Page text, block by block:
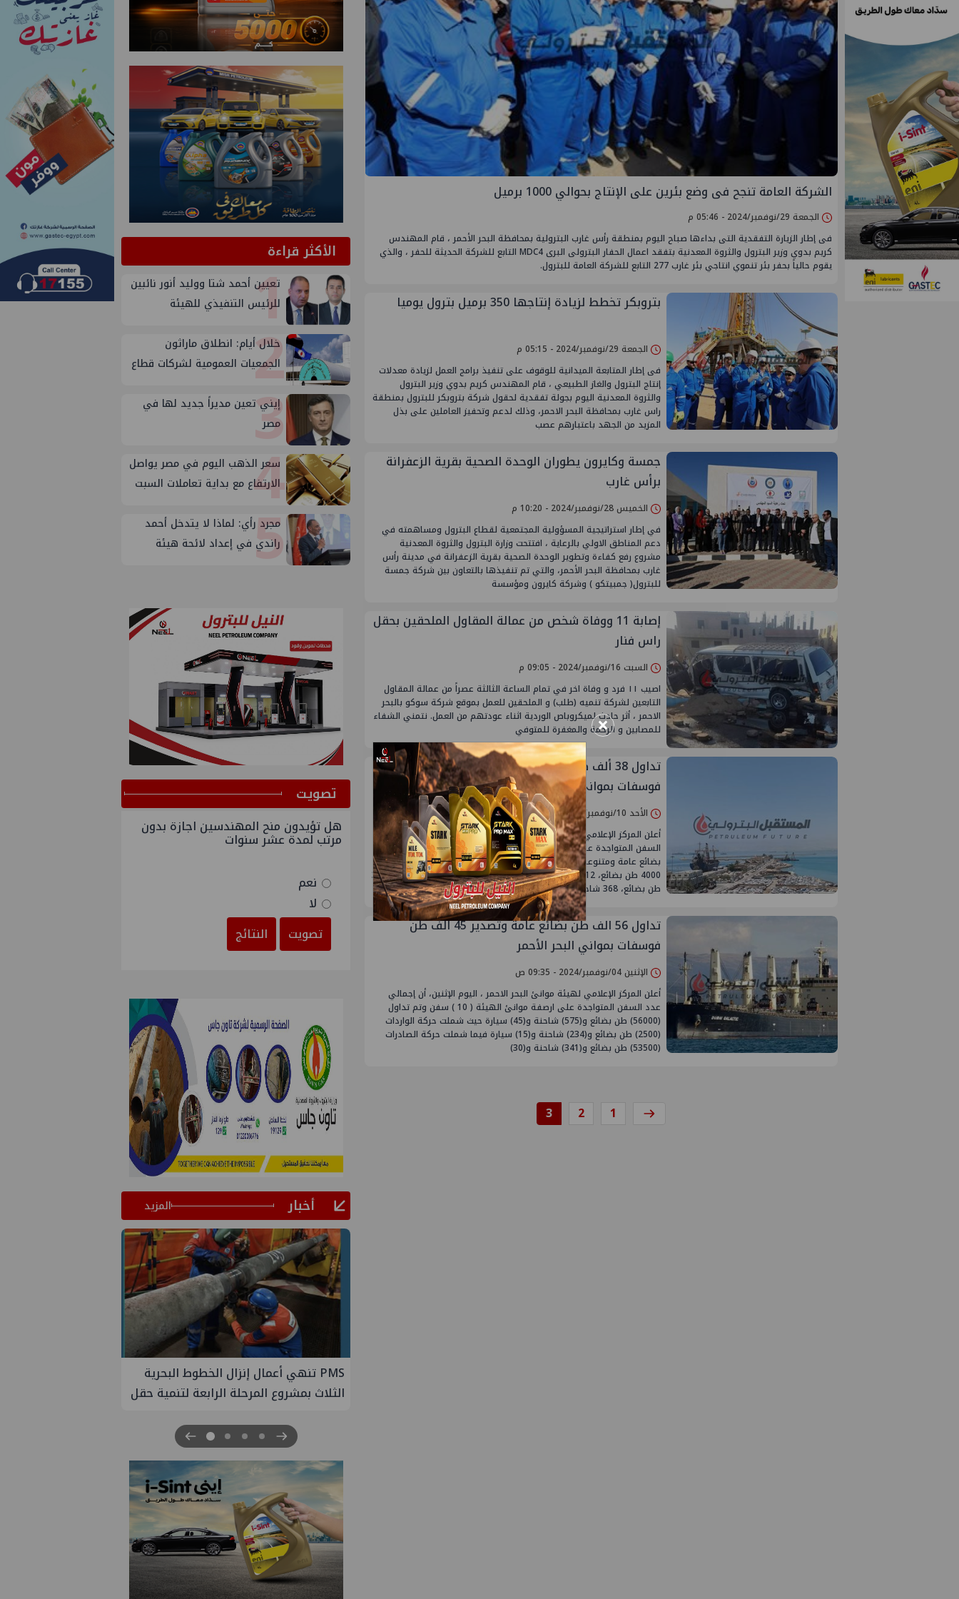
الشركة العامة تنجح فى وضع بئرين على الإنتاج بحوالي 1000 برميل
الجمعة 29/نوفمبر/2024 - 05:46 م
فى إطار الزيارة التفقدية التى بداءها صباح اليوم بمنطقة رأس غارب البترولية بمحافظة البحر الأحمر ، قام المهندس
كريم بدوي وزير البترول والثروة المعدنية بتفقد اعمال الحفار البترولى البرى MDC4 التابع للشركة الحديثة للحفر ، والذي
يقوم حالياً بحفر بئر تنموي انتاجي بئر غارب 277 التابع للشركة العامة للبترول.
بتروبكر تخطط لزيادة إنتاجها 350 برميل بترول يوميا
الجمعة 29/نوفمبر/2024 - 05:15 م
فى إطار المتابعة الميدانية للوقوف على تنفيذ برامج العمل لزيادة معدلات
إنتاج البترول والغاز الطبيعي ، قام المهندس كريم بدوي وزير البترول
والثروة المعدنية اليوم بجولة تفقدية لحقول شركة بتروبكر للبترول بمنطقة
راس غارب بمحافظة البحر الاحمر، وذلك لدعم وتحفيز العاملين على بذل
المزيد من الجهد باعتبارهم عصب
جمسة وكايرون يطوران الوحدة الصحية بقرية الزعفرانة
برأس غارب
الخميس 28/نوفمبر/2024 - 10:20 م
في إطار استراتيجية المسؤولية المجتمعية لقطاع البترول ومساهمته في
دعم المناطق الاولي بالرعاية ، افتتحت وزارة البترول والثروة المعدنية
مشروع رفع كفاءة وتطوير الوحدة الصحية بقرية الزعفرانة في مدينة رأس
غارب بمحافظة البحر الأحمر، والتي تم تنفيذها بالتعاون بين شركة جمسة
للبترول( جمبيتكو ) وشركة كايرون ومؤسسة
إصابة 11 ووفاة شخص من عمالة المقاول الملحقين بحقل
راس فنار
السبت 16/نوفمبر/2024 - 09:05 م
اصيب ١١ فرد و وفاة اخر في تمام الساعة الثالثة عصراً من عمالة المقاول
التابعين لشركة تنميه (طلب) و الملحقين للعمل بموقع شركة سوكو بالبحر
الاحمر ، أثر حادث لميكروباص الوردية اثناء عودتهم من العمل. نتمني الشفاء
للمصابين و الرحمة والمغفرة للمتوفي
تداول 38 ألف طن بضائع عامة وتصدير 23 الف طن
فوسفات بموانئ البحر الاحمر
الأحد 10/نوفمبر/2024 - 10:04 ص
أعلن المركز الإعلامي لهيئة موانئ البحر الاحمر ، اليوم الأحد أن إجمالي عدد
السفن المتواجدة على أرصفة موانئ الهيئة 9 سفن وتم تداول 38000 طن
بضائع عامة ومتنوعة، 680 شاحنة و447 سيارة حيث شملت حركة الواردات
4000 طن بضائع، 312 شاحنة و366 سيارة فيما شملت حركة الصادرات 34000
طن بضائع، 368 شاحنة و81 سيارة.
تداول 56 الف طن بضائع عامة وتصدير 45 الف طن
فوسفات بمواني البحر الأحمر
الإثنين 04/نوفمبر/2024 - 09:35 ص
أعلن المركز الإعلامي لهيئة موانئ البحر الاحمر ، اليوم الإثنين، أن إجمالي
عدد السفن المتواجدة على ارصفة موانئ الهيئة ( 10 ) سفن وتم تداول
(56000) طن بضائع و(575) شاحنة و(45) سيارة حيث شملت حركة الواردات
(2500) طن بضائع و(234) شاحنة و(15) سيارة فيما شملت حركة الصادرات
(53500) طن بضائع و(341) شاحنة و(30)
1
2
3
الأكثر قراءة
1
تعيين أحمد شتا ووليد أنور نائبين
للرئيس التنفيذي للهيئة
2
خلال أيام: انطلاق ماراثون
الجمعيات العمومية لشركات قطاع
3
إيني تعين مديراً جديد لها في
مصر
4
سعر الذهب اليوم في مصر يواصل
الارتفاع مع بداية تعاملات السبت
5
مجرد رأي: لماذا لا يتدخل أحمد
راندي في إعداد لائحة هيئة
ﺗﺼﻮﻳﺖ
هل تؤيدون منح المهندسين اجازة بدون
مرتب لمدة عشر سنوات
نعم
لا
تصويت
النتائج
أخبار المزيد
تعيين أحمد شتا ووليد أنور نائبين للرئيس
التنفيذي للهيئة
×